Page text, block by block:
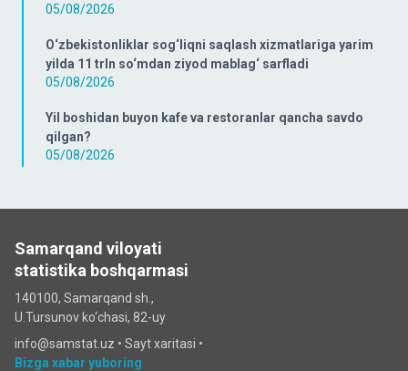
05/08/2026
O‘zbekistonliklar sog‘liqni saqlash xizmatlariga yarim
yilda 11 trln so‘mdan ziyod mablag‘ sarfladi
05/08/2026
Yil boshidan buyon kafe va restoranlar qancha savdo
qilgan?
05/08/2026
Samarqand viloyati
statistika boshqarmasi
140100, Samarqand sh.,
U.Tursunov ko‘chаsi, 82-uy
info@samstat.uz • Sayt xaritasi •
Bizga xabar yuboring